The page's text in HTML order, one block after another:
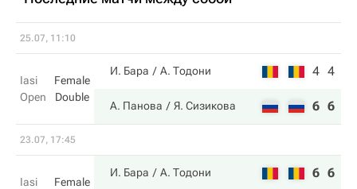
25.07, 11:10
Iasi
Open
Female
Double
И. Бара А. Тодони 4 4
А. Панова Я. Сизикова 6 6
23.07, 17:45
Iasi
Female
И. Бара А. Тодони 6 6